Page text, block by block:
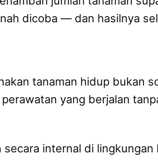
dicoba — dan hasilnya
tanaman hidup bukan
yang berjalan
internal di lingkungan